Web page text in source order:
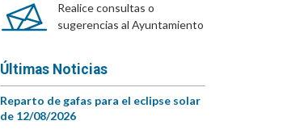
Realice consultas o
sugerencias al Ayuntamiento
Últimas Noticias
Reparto de gafas para el eclipse solar
de 12/08/2026